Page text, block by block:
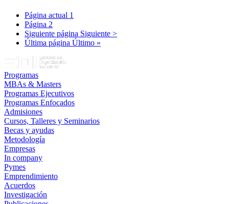
Página actual 1
Página 2
Siguiente página Siguiente >
Última página Último »
Programas
MBAs & Masters
Programas Ejecutivos
Programas Enfocados
Admisiones
Cursos, Talleres y Seminarios
Becas y ayudas
Metodología
Empresas
In company
Pymes
Emprendimiento
Acuerdos
Investigación